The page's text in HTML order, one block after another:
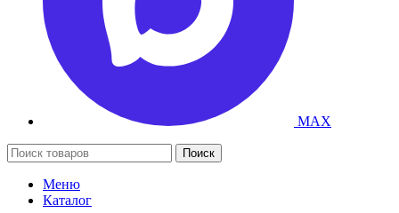
MAX
Поиск
Меню
Каталог